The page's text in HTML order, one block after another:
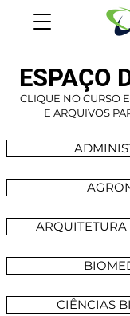
ESPAÇO
CLIQUE NO CURSO
E ARQUIVOS
CIÊNCIAS